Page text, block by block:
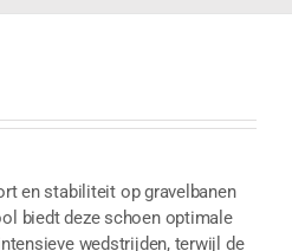
en stabiliteit op gravelbanen
biedt deze schoen optimale
wedstrijden, terwijl de